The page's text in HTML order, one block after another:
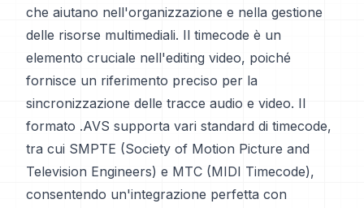
che aiutano nell'organizzazione e nella gestione
delle risorse multimediali. Il timecode è un
elemento cruciale nell'editing video, poiché
fornisce un riferimento preciso per la
sincronizzazione delle tracce audio e video. Il
formato .AVS supporta vari standard di timecode,
tra cui SMPTE (Society of Motion Picture and
Television Engineers) e MTC (MIDI Timecode),
consentendo un'integrazione perfetta con